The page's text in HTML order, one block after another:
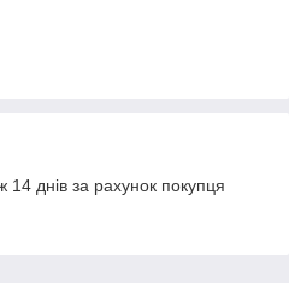
днів за рахунок покупця